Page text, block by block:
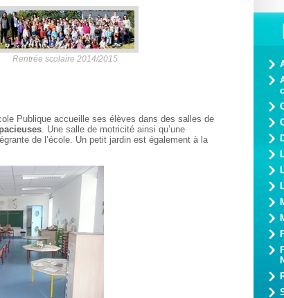
Rentrée scolaire 2014/2015
Publique accueille ses élèves dans des salles de
. Une salle de motricité ainsi qu’une
de l’école. Un petit jardin est également à la